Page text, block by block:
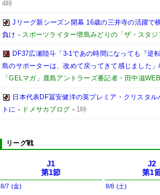
4時
Jリーグ新シーズン開幕 16歳の三井寺の活躍で
負け - スポーツライター増島みどりの「ザ・スタジ
DF37広瀬陸斗「3-1であの時間になっても『逆
島のサポーターは、改めて戻ってきて感じました
「GELマガ」鹿島アントラーズ番記者・田中滋
日本代表DF冨安健洋の英プレミア・クリスタ
トに - ドメサカブログ - 1時
リーグ戦
J1
第1節
8/7 (金)
J2
第1
8/8 (土)